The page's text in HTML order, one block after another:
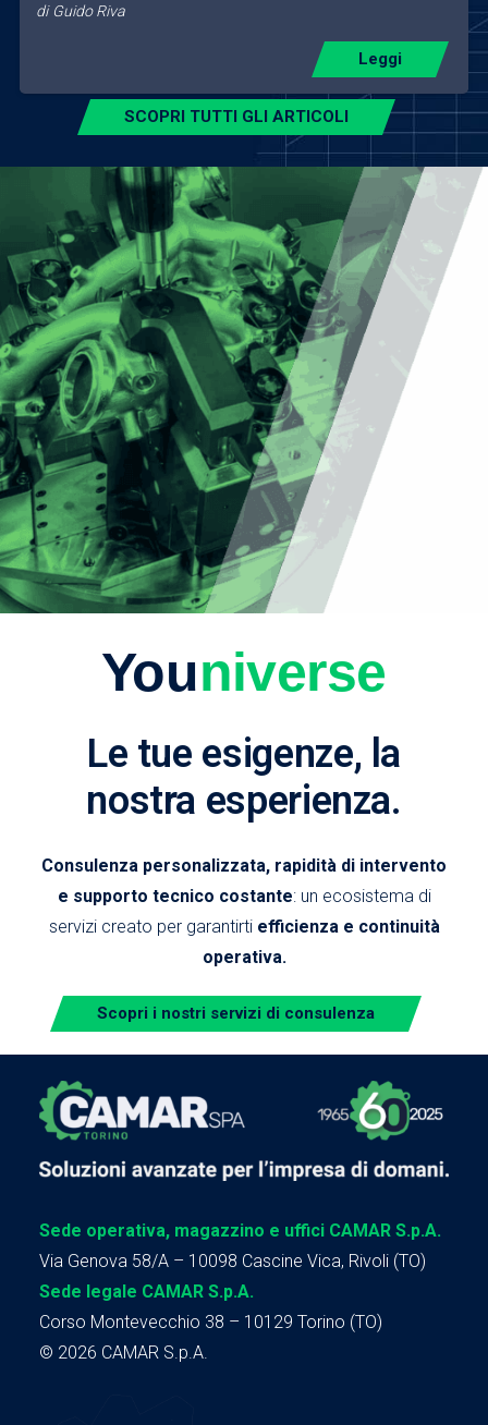
di Guido Riva
Leggi
SCOPRI TUTTI GLI ARTICOLI
Youniverse
Le tue esigenze, la
nostra esperienza.
Consulenza personalizzata, rapidità di intervento
e supporto tecnico costante: un ecosistema di
servizi creato per garantirti efficienza e continuità
operativa.
Scopri i nostri servizi di consulenza
Sede operativa, magazzino e uffici CAMAR S.p.A.
Via Genova 58/A – 10098 Cascine Vica, Rivoli (TO)
Sede legale CAMAR S.p.A.
Corso Montevecchio 38 – 10129 Torino (TO)
© 2026 CAMAR S.p.A.